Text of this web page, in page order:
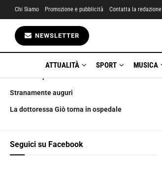
Gli ultimi articoli
La marchesa yanus UNA carriera a tutta🍺
Amatriciana City boicotta i LUPO DE LUPIS
Stranamente auguri
La dottoressa Giò torna in ospedale
Seguici su Facebook
Chi Siamo Promozione e pubblicità Contatta la redazione
NEWSLETTER
ATTUALITÀ SPORT MUSICA